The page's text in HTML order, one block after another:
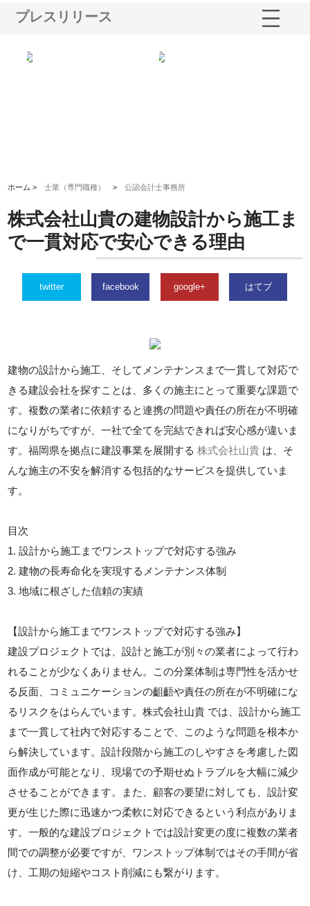
プレスリリース
ホーム >士業（専門職種） >公認会計士事務所
株式会社山貴の建物設計から施工ま
で一貫対応で安心できる理由
twitter facebook google+ はてブ
建物の設計から施工、そしてメンテナンスまで一貫して対応で
きる建設会社を探すことは、多くの施主にとって重要な課題で
す。複数の業者に依頼すると連携の問題や責任の所在が不明確
になりがちですが、一社で全てを完結できれば安心感が違いま
す。福岡県を拠点に建設事業を展開する株式会社山貴 は、そ
んな施主の不安を解消する包括的なサービスを提供していま
す。
目次
1. 設計から施工までワンストップで対応する強み
2. 建物の長寿命化を実現するメンテナンス体制
3. 地域に根ざした信頼の実績
【設計から施工までワンストップで対応する強み】
建設プロジェクトでは、設計と施工が別々の業者によって行わ
れることが少なくありません。この分業体制は専門性を活かせ
る反面、コミュニケーションの齟齬や責任の所在が不明確にな
るリスクをはらんでいます。株式会社山貴 では、設計から施工
まで一貫して社内で対応することで、このような問題を根本か
ら解決しています。設計段階から施工のしやすさを考慮した図
面作成が可能となり、現場での予期せぬトラブルを大幅に減少
させることができます。また、顧客の要望に対しても、設計変
更が生じた際に迅速かつ柔軟に対応できるという利点がありま
す。一般的な建設プロジェクトでは設計変更の度に複数の業者
間での調整が必要ですが、ワンストップ体制ではその手間が省
け、工期の短縮やコスト削減にも繋がります。